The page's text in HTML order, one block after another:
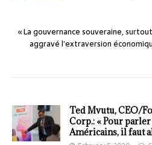
« La gouvernance souveraine,
aggravé l’extraversion
Ted Mvutu, CEO/
Corp.: « Pour
Américains, il faut